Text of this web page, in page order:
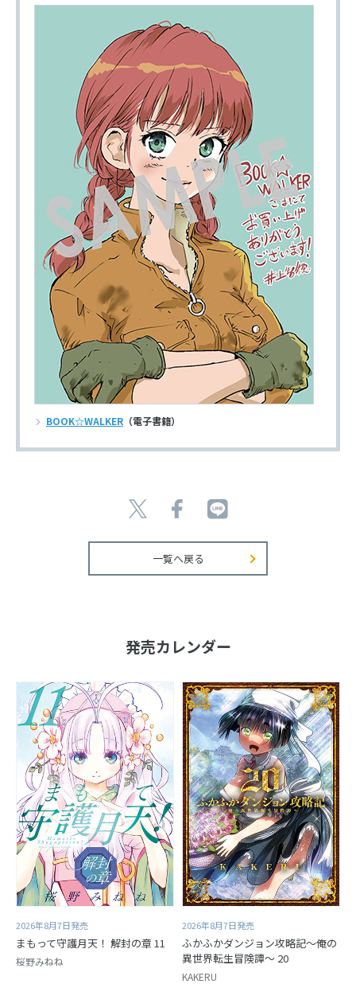
BOOK☆WALKER （電子書籍）
一覧へ戻る
発売カレンダー
2026年8月7日発売
まもって守護月天！ 解封の章 11
桜野みねね
2026年8月7日発売
ふかふかダンジョン攻略記～俺の
異世界転生冒険譚～ 20
KAKERU